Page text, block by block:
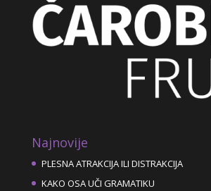
Najnovije
PLESNA ATRAKCIJA ILI DISTRAKCIJA
KAKO OSA UČI GRAMATIKU